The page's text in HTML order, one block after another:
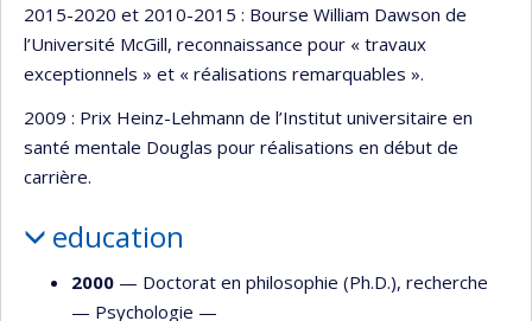
2015-2020 et 2010-2015 : Bourse William Dawson de
l’Université McGill, reconnaissance pour « travaux
exceptionnels » et « réalisations remarquables ».
2009 : Prix Heinz-Lehmann de l’Institut universitaire en
santé mentale Douglas pour réalisations en début de
carrière.
education
2000 — Doctorat en philosophie (Ph.D.), recherche
— Psychologie —